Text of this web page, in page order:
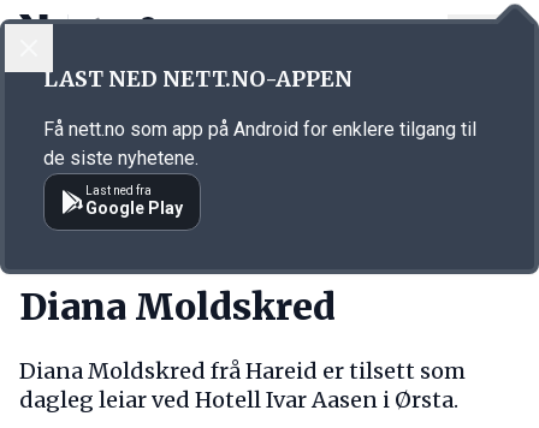
Annonsørinnhold
Diana Moldskred
Diana Moldskred frå Hareid er tilsett som
dagleg leiar ved Hotell Ivar Aasen i Ørsta.
LAST NED NETT.NO-APPEN
Få nett.no som app på Android for enklere tilgang til
de siste nyhetene.
Last ned fra
Google Play